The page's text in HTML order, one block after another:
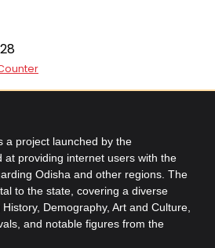
a project launched by the
at providing internet users with the
Odisha and other regions. The
to the state, covering a diverse
Demography, Art and Culture,
and notable figures from the